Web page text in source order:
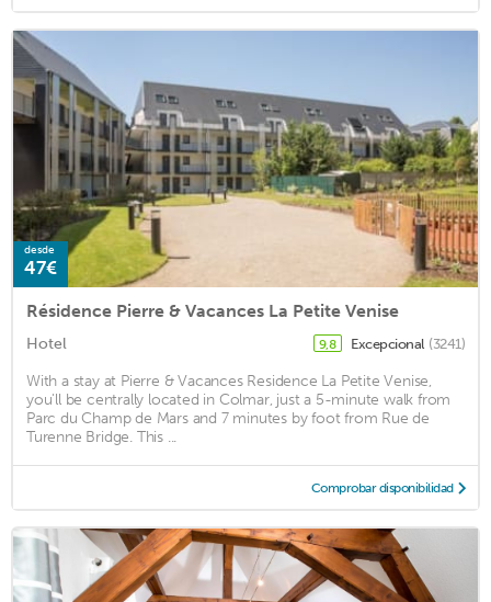
desde
47€
Résidence Pierre & Vacances La Petite Venise
Hotel 9,8 Excepcional (3241)
With a stay at Pierre & Vacances Residence La Petite Venise,
you'll be centrally located in Colmar, just a 5-minute walk from
Parc du Champ de Mars and 7 minutes by foot from Rue de
Turenne Bridge. This ...
Comprobar disponibilidad